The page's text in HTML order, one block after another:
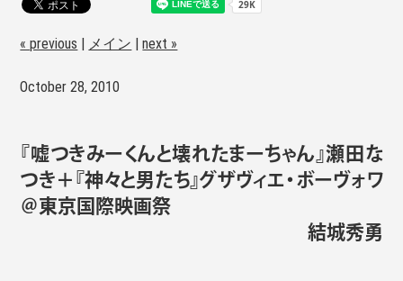
REPORT
NOBODY STORE
« previous メイン |next »
October 28, 2010
『嘘つきみーくんと壊れたまーちゃん』瀬田な
つき＋『神々と男たち』グザヴィエ・ボーヴォワ
＠東京国際映画祭
結城秀勇